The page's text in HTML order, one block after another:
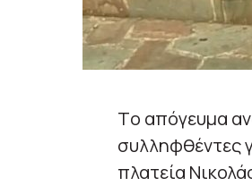
Tο απόγευμα
συλληφθέντες
πλατεία